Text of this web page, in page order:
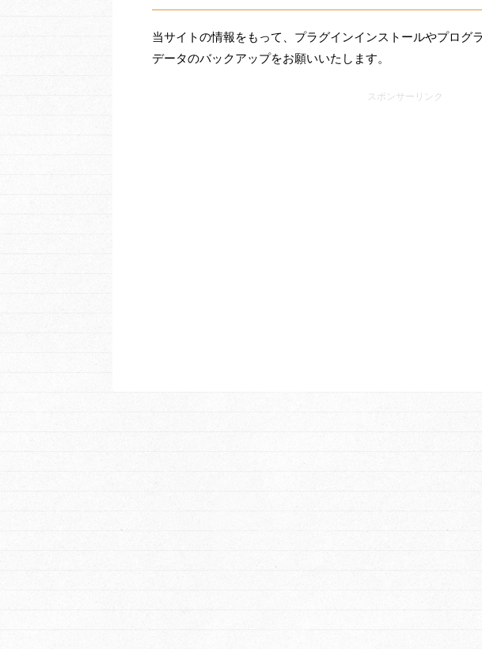
当サイトの情報をもって、プラグインインストールやプログ
データのバックアップをお願いいたします。
スポンサーリンク